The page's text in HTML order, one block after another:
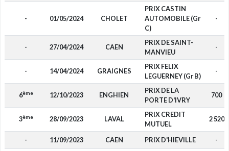
- 01/05/2024 CHOLET
PRIX CASTIN
AUTOMOBILE (Gr
C)
-
- 27/04/2024 CAEN
PRIX DE SAINT-
MANVIEU
-
- 14/04/2024 GRAIGNES
PRIX FELIX
LEGUERNEY (Gr B)
-
6ème 12/10/2023 ENGHIEN
PRIX DE LA
PORTE D'IVRY
700
3ème 28/09/2023 LAVAL
PRIX CREDIT
MUTUEL
2 520
- 11/09/2023 CAEN PRIX D'HIEVILLE -